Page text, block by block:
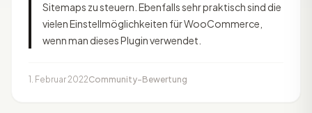
Sitemaps zu steuern. Ebenfalls sehr praktisch sind die
vielen Einstellmöglichkeiten für WooCommerce,
wenn man dieses Plugin verwendet.
1. Februar 2022Community-Bewertung